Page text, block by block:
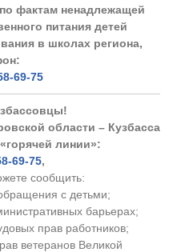
КО”
2024 г.
фактам ненадлежащей
питания детей
в школах региона,
69-75
области – Кузбасса
линии»:
69-75,
сообщить:
с детьми;
барьерах;
прав работников;
ветеранов Великой